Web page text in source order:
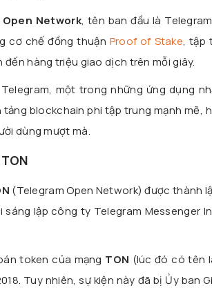
Network, tên ban đầu là
cơ chế đồng thuận Proof of Stake, tập
hàng triệu giao dịch trên mỗi giây.
một trong những ứng dụng
blockchain phi tập trung mạnh mẽ,
dùng mượt mà.
(Telegram Open Network) được thành
sáng lập công ty Telegram Messenger
token của mạng TON (lúc đó có tên
Tuy nhiên, sự kiện này đã bị Ủy ban